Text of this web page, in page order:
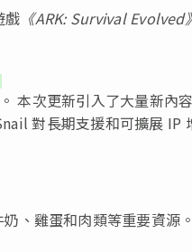
戲 《ARK: Survival Evolved》
本次更新引入了大量新內
對長期支援和可擴展 IP
、雞蛋和肉類等重要資源